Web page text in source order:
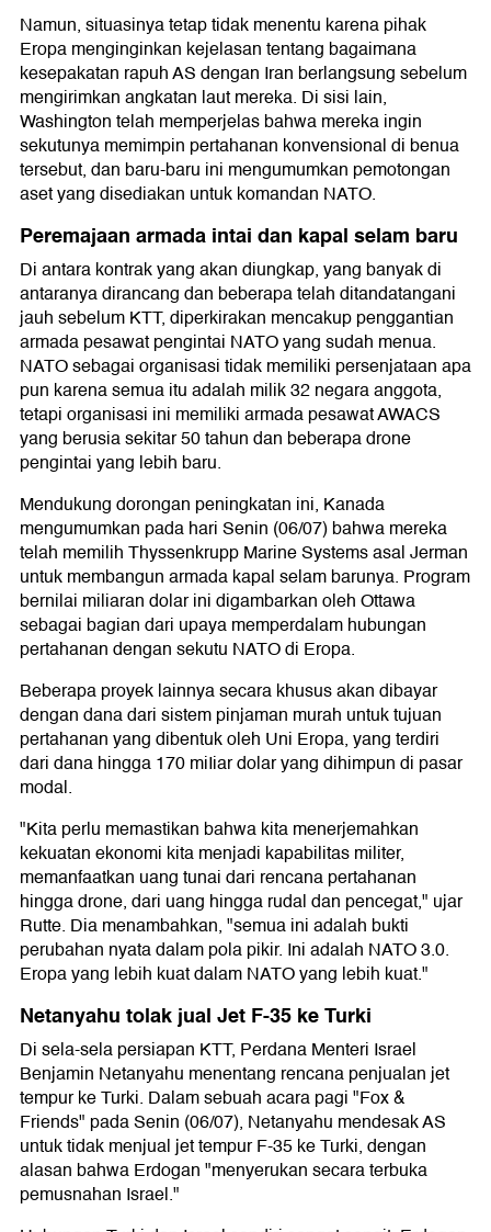
Namun, situasinya tetap tidak menentu karena pihak
Eropa menginginkan kejelasan tentang bagaimana
kesepakatan rapuh AS dengan Iran berlangsung sebelum
mengirimkan angkatan laut mereka. Di sisi lain,
Washington telah memperjelas bahwa mereka ingin
sekutunya memimpin pertahanan konvensional di benua
tersebut, dan baru-baru ini mengumumkan pemotongan
aset yang disediakan untuk komandan NATO.
Peremajaan armada intai dan kapal selam baru
Di antara kontrak yang akan diungkap, yang banyak di
antaranya dirancang dan beberapa telah ditandatangani
jauh sebelum KTT, diperkirakan mencakup penggantian
armada pesawat pengintai NATO yang sudah menua.
NATO sebagai organisasi tidak memiliki persenjataan apa
pun karena semua itu adalah milik 32 negara anggota,
tetapi organisasi ini memiliki armada pesawat AWACS
yang berusia sekitar 50 tahun dan beberapa drone
pengintai yang lebih baru.
Mendukung dorongan peningkatan ini, Kanada
mengumumkan pada hari Senin (06/07) bahwa mereka
telah memilih Thyssenkrupp Marine Systems asal Jerman
untuk membangun armada kapal selam barunya. Program
bernilai miliaran dolar ini digambarkan oleh Ottawa
sebagai bagian dari upaya memperdalam hubungan
pertahanan dengan sekutu NATO di Eropa.
Beberapa proyek lainnya secara khusus akan dibayar
dengan dana dari sistem pinjaman murah untuk tujuan
pertahanan yang dibentuk oleh Uni Eropa, yang terdiri
dari dana hingga 170 miIiar dolar yang dihimpun di pasar
modal.
"Kita perlu memastikan bahwa kita menerjemahkan
kekuatan ekonomi kita menjadi kapabilitas militer,
memanfaatkan uang tunai dari rencana pertahanan
hingga drone, dari uang hingga rudal dan pencegat," ujar
Rutte. Dia menambahkan, "semua ini adalah bukti
perubahan nyata dalam pola pikir. Ini adalah NATO 3.0.
Eropa yang lebih kuat dalam NATO yang lebih kuat."
Netanyahu tolak jual Jet F-35 ke Turki
Di sela-sela persiapan KTT, Perdana Menteri Israel
Benjamin Netanyahu menentang rencana penjualan jet
tempur ke Turki. Dalam sebuah acara pagi "Fox &
Friends" pada Senin (06/07), Netanyahu mendesak AS
untuk tidak menjual jet tempur F-35 ke Turki, dengan
alasan bahwa Erdogan "menyerukan secara terbuka
pemusnahan Israel."